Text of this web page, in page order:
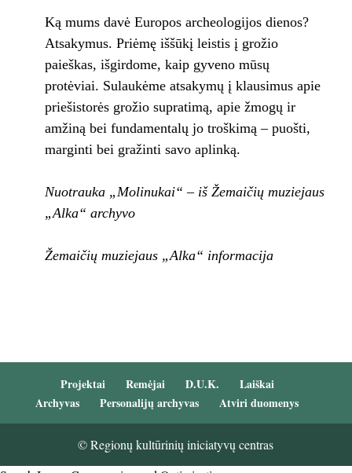
Ką mums davė Europos archeologijos dienos?
Atsakymus. Priėmę iššūkį leistis į grožio
paieškas, išgirdome, kaip gyveno mūsų
protėviai. Sulaukėme atsakymų į klausimus apie
priešistorės grožio supratimą, apie žmogų ir
amžiną bei fundamentalų jo troškimą – puošti,
marginti bei gražinti savo aplinką.
Nuotrauka „Molinukai“ – iš Žemaičių muziejaus
„Alka“ archyvo
Žemaičių muziejaus „Alka“ informacija
Projektai Remėjai D.U.K.
Laiškai
Archyvas
Personalijų archyvas Atviri duomenys
© Regionų kultūrinių iniciatyvų centras